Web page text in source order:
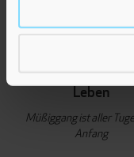
Leben
Müßiggang ist aller
Anfang